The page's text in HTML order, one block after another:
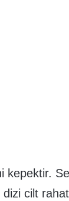
kepektir.
cilt